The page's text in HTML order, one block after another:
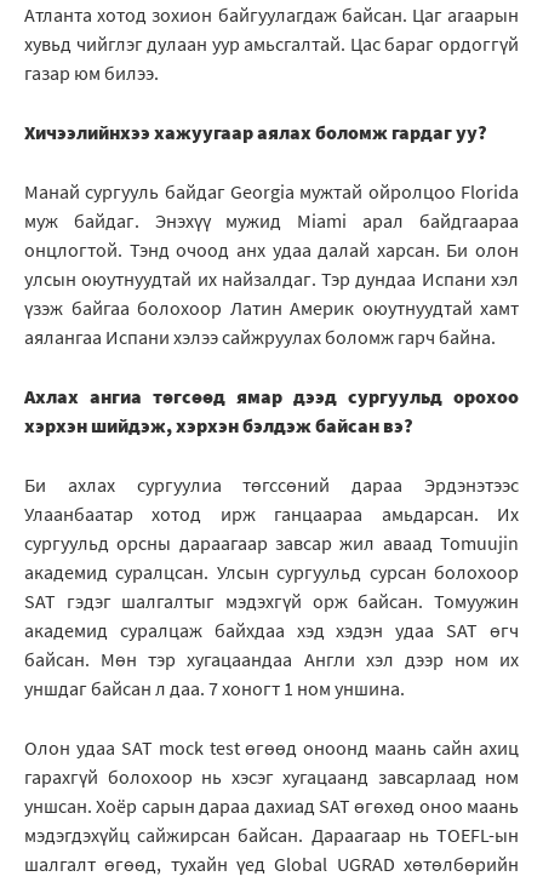
Атланта хотод зохион байгуулагдаж байсан. Цаг агаарын
хувьд чийглэг дулаан уур амьсгалтай. Цас бараг ордоггүй
газар юм билээ.
Хичээлийнхээ хажуугаар аялах боломж гардаг уу?
Манай сургууль байдаг Georgia мужтай ойролцоо Florida
муж байдаг. Энэхүү мужид Miami арал байдгаараа
онцлогтой. Тэнд очоод анх удаа далай харсан. Би олон
улсын оюутнуудтай их найзалдаг. Тэр дундаа Испани хэл
үзэж байгаа болохоор Латин Америк оюутнуудтай хамт
аялангаа Испани хэлээ сайжруулах боломж гарч байна.
Ахлах ангиа төгсөөд ямар дээд сургуульд орохоо
хэрхэн шийдэж, хэрхэн бэлдэж байсан вэ?
Би ахлах сургуулиа төгссөний дараа Эрдэнэтээс
Улаанбаатар хотод ирж ганцаараа амьдарсан. Их
сургуульд орсны дараагаар завсар жил аваад Tomuujin
академид суралцсан. Улсын сургуульд сурсан болохоор
SAT гэдэг шалгалтыг мэдэхгүй орж байсан. Томуужин
академид суралцаж байхдаа хэд хэдэн удаа SAT өгч
байсан. Мөн тэр хугацаандаа Англи хэл дээр ном их
уншдаг байсан л даа. 7 хоногт 1 ном уншина.
Олон удаа SAT mock test өгөөд оноонд маань сайн ахиц
гарахгүй болохоор нь хэсэг хугацаанд завсарлаад ном
уншсан. Хоёр сарын дараа дахиад SAT өгөхөд оноо маань
мэдэгдэхүйц сайжирсан байсан. Дараагаар нь TOEFL-ын
шалгалт өгөөд, тухайн үед Global UGRAD хөтөлбөрийн